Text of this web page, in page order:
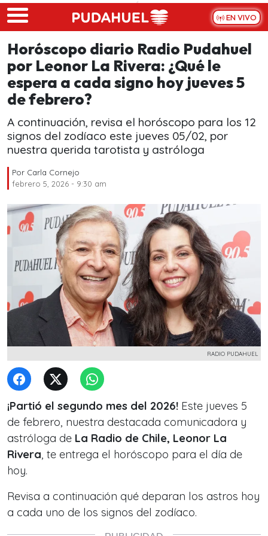
Skip to main content
EN VIVO
Horóscopo diario Radio Pudahuel
por Leonor La Rivera: ¿Qué le
espera a cada signo hoy jueves 5
de febrero?
A continuación, revisa el horóscopo para los 12
signos del zodíaco este jueves 05/02, por
nuestra querida tarotista y astróloga
Por Carla Cornejo
febrero 5, 2026 - 9:30 am
RADIO PUDAHUEL
¡Partió el segundo mes del 2026! Este jueves 5
de febrero, nuestra destacada comunicadora y
astróloga de La Radio de Chile, Leonor La
Rivera, te entrega el horóscopo para el día de
hoy.
Revisa a continuación qué deparan los astros hoy
a cada uno de los signos del zodíaco.